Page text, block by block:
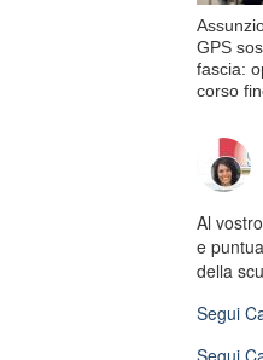
GPS
fascia:
corso
Al
e
della
Segui
Segui